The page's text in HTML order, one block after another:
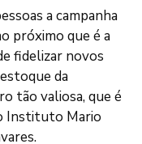
a campanha
próximo que é a
fidelizar novos
da
tão valiosa, que é
Instituto Mario